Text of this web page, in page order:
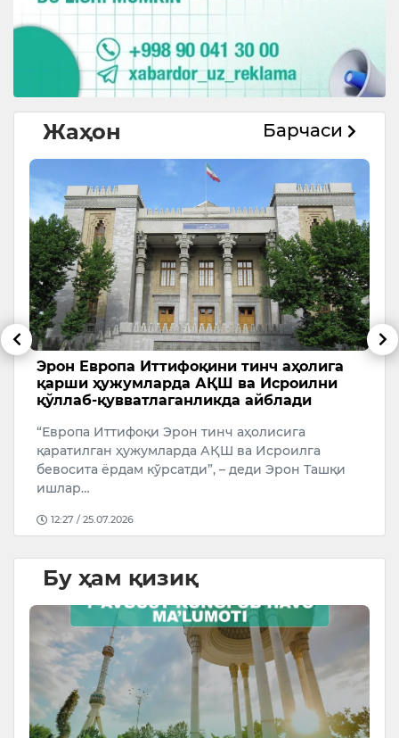
Жаҳон Барчаси
Эрон Европа Иттифоқини тинч аҳолига
қарши ҳужумларда АҚШ ва Исроилни
қўллаб-қувватлаганликда айблади
“Европа Иттифоқи Эрон тинч аҳолисига
қаратилган ҳужумларда АҚШ ва Исроилга
бевосита ёрдам кўрсатди”, – деди Эрон Ташқи
ишлар…
12:27 / 25.07.2026
Бу ҳам қизиқ